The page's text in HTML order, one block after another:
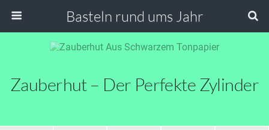
Basteln rund ums Jahr
Zauberhut – Der Perfekte Zylinder